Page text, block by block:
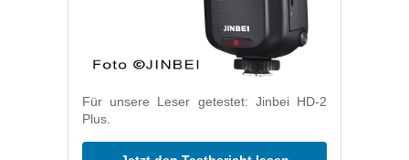
Für unsere Leser getestet: Jinbei HD-2
Plus.